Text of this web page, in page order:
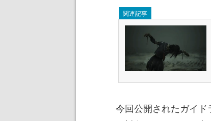
関連記事
今回公開されたガイ